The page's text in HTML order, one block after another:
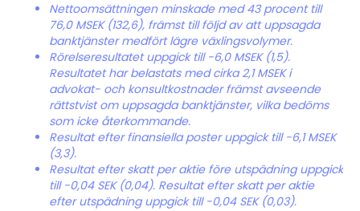
Nettoomsättningen minskade med 43 procent till
76,0 MSEK (132,6), främst till följd av att uppsagda
banktjänster medfört lägre växlingsvolymer.
Rörelseresultatet uppgick till -6,0 MSEK (1,5).
Resultatet har belastats med cirka 2,1 MSEK i
advokat- och konsultkostnader främst avseende
rättstvist om uppsagda banktjänster, vilka bedöms
som icke återkommande.
Resultat efter finansiella poster uppgick till -6,1 MSEK
(3,3).
Resultat efter skatt per aktie före utspädning uppgick
till -0,04 SEK (0,04). Resultat efter skatt per aktie
efter utspädning uppgick till -0,04 SEK (0,03).